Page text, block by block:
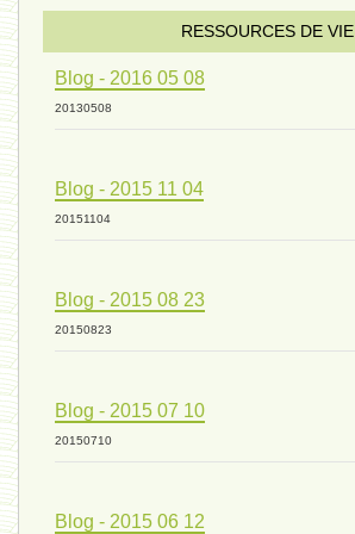
sexualité 06 - 9 octobre 2024
ressources de vie 04 - 26
mode de production industriel 01 -
RESSOURCES DE VIE
Blog - 2016 05 08
20130508
Blog - 2015 11 04
20151104
Blog - 2015 08 23
20150823
Blog - 2015 07 10
20150710
Blog - 2015 06 12